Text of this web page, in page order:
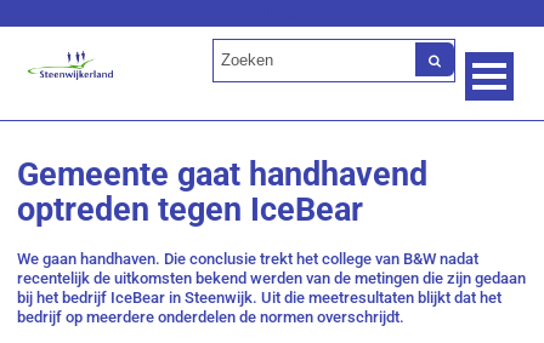
Gemeente gaat handhavend
optreden tegen IceBear
We gaan handhaven. Die conclusie trekt het college van B&W nadat
recentelijk de uitkomsten bekend werden van de metingen die zijn gedaan
bij het bedrijf IceBear in Steenwijk. Uit die meetresultaten blijkt dat het
bedrijf op meerdere onderdelen de normen overschrijdt.